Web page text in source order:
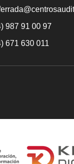
987 91 00 97
671 630 011